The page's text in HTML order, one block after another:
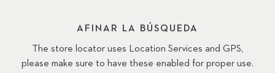
AFINAR LA BÚSQUEDA
The store locator uses Location Services and GPS,
please make sure to have these enabled for proper use.